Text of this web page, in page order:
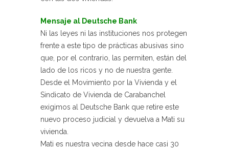
Mensaje al Deutsche Bank
Ni las leyes ni las instituciones nos protegen
frente a este tipo de prácticas abusivas sino
que, por el contrario, las permiten, están del
lado de los ricos y no de nuestra gente.
Desde el Movimiento por la Vivienda y el
Sindicato de Vivienda de Carabanchel
exigimos al Deutsche Bank que retire este
nuevo proceso judicial y devuelva a Mati su
vivienda.
Mati es nuestra vecina desde hace casi 30